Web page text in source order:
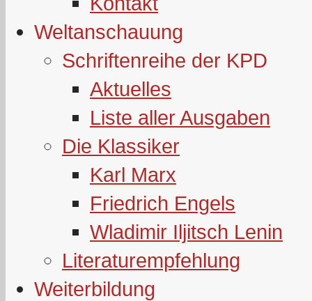
Weltanschauung
Schriftenreihe der KPD
Aktuelles
Liste aller Ausgaben
Die Klassiker
Karl Marx
Friedrich Engels
Wladimir Iljitsch Lenin
Literaturempfehlung
Weiterbildung